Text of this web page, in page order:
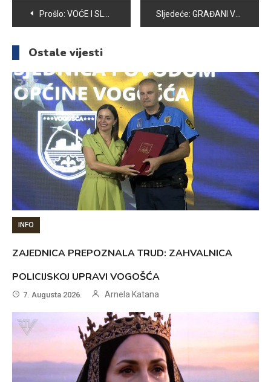
Navigacija
članaka
Prošlo: VOĆE I SLATKIŠI ZA DJECU KORISNIKE KUHINJE CRVENOG KRIŽA VOGOŠĆA Sljedeće: GRAĐANI VOGOŠĆE I DALJE BEZ GRIJANJA IZ PREDUZEĆA BAGS-ENERGOTEHNIKA
Ostale vijesti
INFO
ZAJEDNICA PREPOZNALA TRUD: ZAHVALNICA
POLICIJSKOJ UPRAVI VOGOŠĆA
7. Augusta 2026. Arnela Katana